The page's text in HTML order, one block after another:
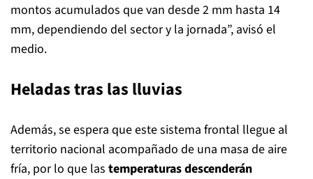
montos acumulados que van desde 2 mm hasta 14
mm, dependiendo del sector y la jornada”, avisó el
medio.
Heladas tras las lluvias
Además, se espera que este sistema frontal llegue al
territorio nacional acompañado de una masa de aire
fría, por lo que las temperaturas descenderán